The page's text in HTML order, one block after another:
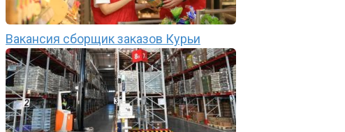
Вакансия сборщик заказов Курьи